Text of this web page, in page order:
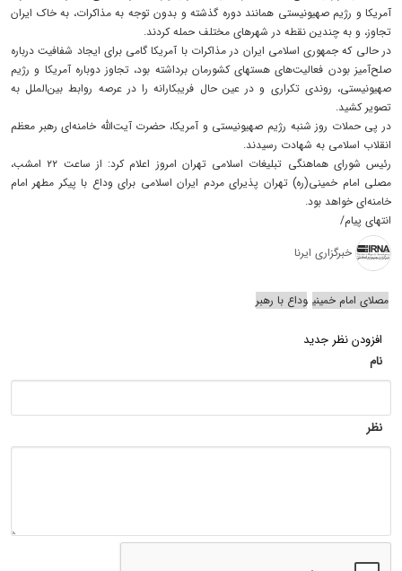
آمریکا و رژیم صهیونیستی همانند دوره گذشته و بدون توجه به مذاکرات، به خاک ایران
تجاوز، و به چندین نقطه در شهرهای مختلف حمله کردند.
در حالی که جمهوری اسلامی ایران در مذاکرات با آمریکا گامی برای ایجاد شفافیت درباره
صلح‌آمیز بودن فعالیت‌های هستهای کشورمان برداشته بود، تجاوز دوباره آمریکا و رژیم
صهیونیستی، روندی تکراری و در عین حال فریبکارانه را در عرصه روابط بین‌الملل به
تصویر کشید.
در پی حملات روز شنبه رژیم صهیونیستی و آمریکا، حضرت آیت‌الله خامنه‌ای رهبر معظم
انقلاب اسلامی به شهادت رسیدند.
رئیس شورای هماهنگی تبلیغات اسلامی تهران امروز اعلام کرد: از ساعت ٢٢ امشب،
مصلی امام خمینی(ره) تهران پذیرای مردم ایران اسلامی برای وداع با پیکر مطهر امام
خامنه‌ای خواهد بود.
انتهای پیام/
خبرگزاری ایرنا
مصلای امام خمینی وداع با رهبر
افزودن نظر جدید
نام
نظر